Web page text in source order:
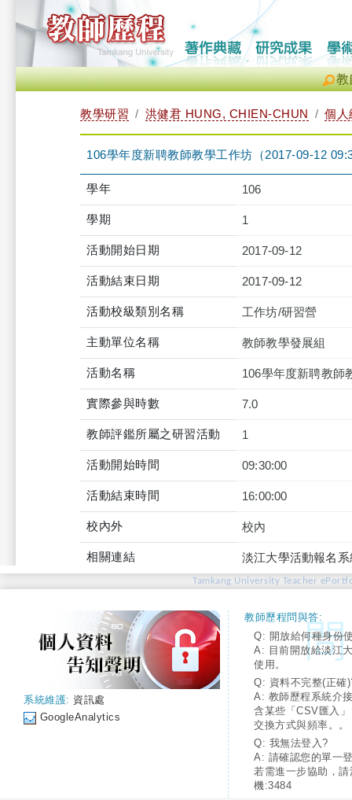
教
教學研習 洪健君 HUNG, CHIEN-CHUN 個人
106學年度新聘教師教學工作坊（2017-09-12
學年 106
學期 1
活動開始日期 2017-09-12
活動結束日期 2017-09-12
活動校級類別名稱 工作坊/研習營
主動單位名稱 教師教學發展組
活動名稱 106學年度新聘教師
實際參與時數 7.0
教師評鑑所屬之研習活動 1
活動開始時間 09:30:00
活動結束時間 16:00:00
校內外 校內
相關連結 淡江大學活動報名
Tamkang University Teacher
系統維護: 資訊處
GoogleAnalytics
教師歷程問與答:
Q: 開放給何種身份
A: 目前開放給淡江
使用。
Q: 資料不完整(正確
A: 教師歷程系統介
含某些「CSV匯入
交換方式與頻率。。
Q: 我無法登入?
A: 請確認您的單一
若需進一步協助，
機:3484